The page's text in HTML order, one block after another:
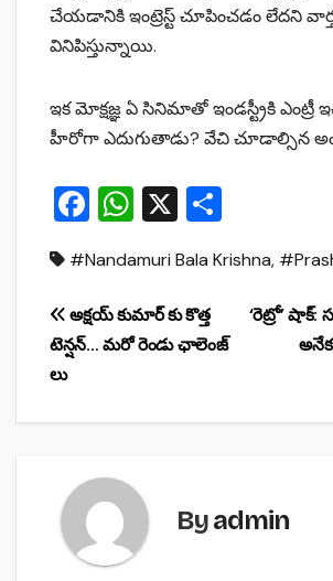
చేయడానికి ఇంట్రెస్ట్ చూపించడం లేదని
వినిపిస్తున్నాయి.
ఇక మోక్షజ్ఞ ఏ సినిమాతో ఇండస్ట్రీకి ఎంట్రీ
హీరోగా ఎదుగుతాడు? వేచి చూడాల్సిన
F
c
e
b
o
W
at
s
A
p
X
ar
#Nandamuri Bala Krishna,
Post
navigation
‘రెట్రో’ షాక్:
అక్షయ్ కుమార్ కు కొత్త
టెన్షన్… మరో రెండు ఛాలెంజ్
లు
Byadmin